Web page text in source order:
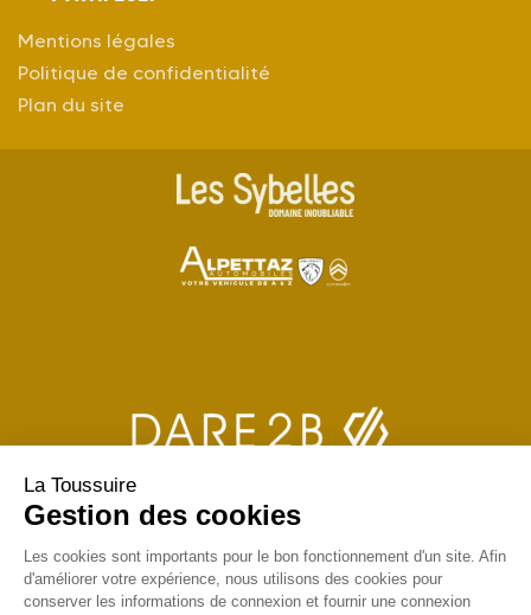
Mentions légales
Politique de confidentialité
Plan du site
La Toussuire
Gestion des cookies
Les cookies sont importants pour le bon fonctionnement d'un site. Afin
d'améliorer votre expérience, nous utilisons des cookies pour
conserver les informations de connexion et fournir une connexion